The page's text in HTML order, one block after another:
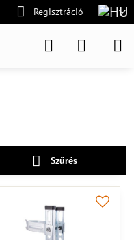
Regisztráció
Szűrés